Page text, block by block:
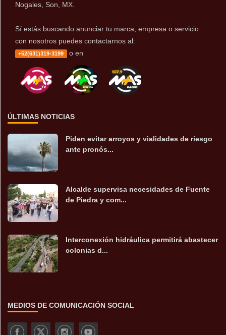
Nogales, Son, MX.
Sí estás buscando anunciar tu marca, empresa o servicio
con nosotros puedes contactarnos al:
+52(631)319-3199 o en
ÚLTIMAS NOTICIAS
Piden evitar arroyos y vialidades de riesgo
ante pronós...
Alcalde supervisa necesidades de Fuente
de Piedra y com...
Interconexión hidráulica permitirá abastecer
colonias d...
MEDIOS DE COMUNICACIÓN SOCIAL